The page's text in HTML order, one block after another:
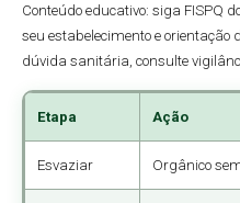
Conteúdo educativo: siga FISPQ
seu estabelecimento e
dúvida sanitária, consulte
Etapa Ação
Esvaziar Orgânico